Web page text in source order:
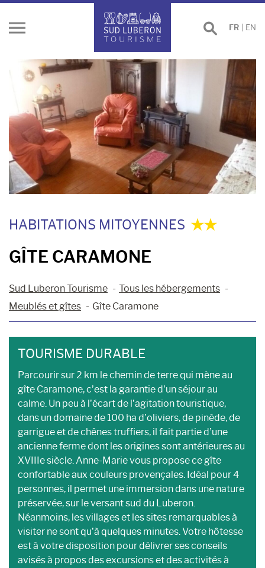
Ouvrir
Effectuer
une
FR EN
HABITATIONS MITOYENNES
GÎTE CARAMONE
Sud Luberon Tourisme
Tous les hébergements
Meublés et gîtes
Gîte Caramone
TOURISME DURABLE
Parcourir sur 2 km le chemin de terre qui mène au
gîte Caramone, c’est la garantie d’un séjour au
calme. Un peu à l’écart de l’agitation touristique,
dans un domaine de 100 ha d’oliviers, de pinède, de
garrigue et de chênes truffiers, il fait partie d’une
ancienne ferme dont les origines sont antérieures au
XVIIIe siècle. Anne-Marie vous propose ce gîte
confortable aux couleurs provençales. Idéal pour 4
personnes, il permet une immersion dans une nature
préservée, sur le versant sud du Luberon.
Néanmoins, les villages et les sites remarquables à
visiter ne sont qu’à quelques minutes. Votre hôtesse
est à votre disposition pour délivrer ses conseils
avisés à propos des excursions et des activités à